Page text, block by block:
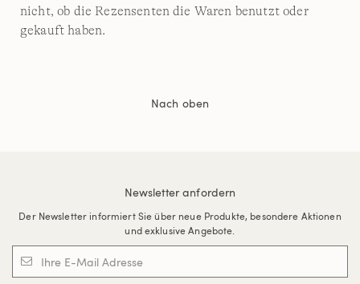
nicht, ob die Rezensenten die Waren benutzt oder
gekauft haben.
Nach oben
Newsletter anfordern
Der Newsletter informiert Sie über neue Produkte, besondere Aktionen
und exklusive Angebote.